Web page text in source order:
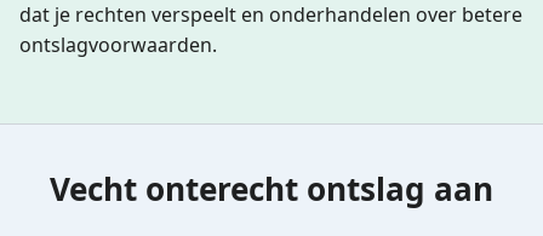
dat je rechten verspeelt en onderhandelen over betere
ontslagvoorwaarden.
Vecht onterecht ontslag aan